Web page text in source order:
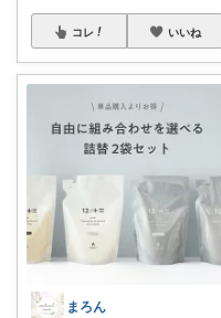
コレ いいね
まろん